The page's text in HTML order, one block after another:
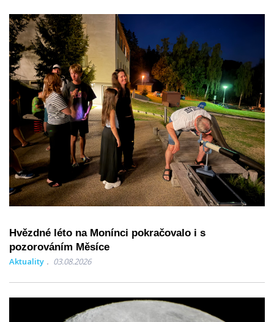
Hvězdné léto na Monínci pokračovalo i s
pozorováním Měsíce
Aktuality 03.08.2026